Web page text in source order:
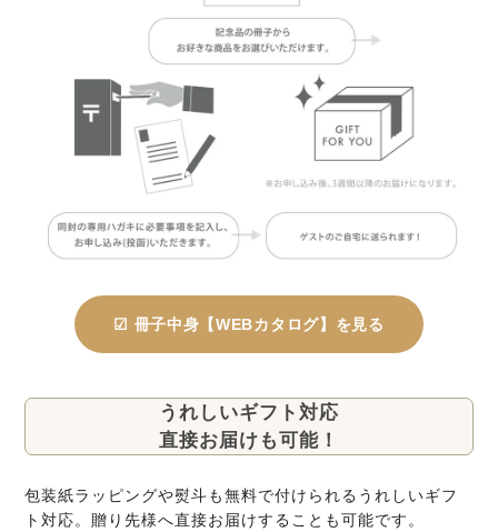
☑ 冊子中身【WEBカタログ】を見る
うれしいギフト対応
直接お届けも可能！
包装紙ラッピングや熨斗も無料で付けられるうれしいギフ
ト対応。贈り先様へ直接お届けすることも可能です。